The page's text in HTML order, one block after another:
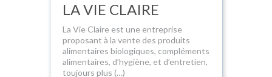
LA VIE CLAIRE
La Vie Claire est une entreprise
proposant à la vente des produits
alimentaires biologiques, compléments
alimentaires, d’hygiène, et d’entretien,
toujours plus (…)